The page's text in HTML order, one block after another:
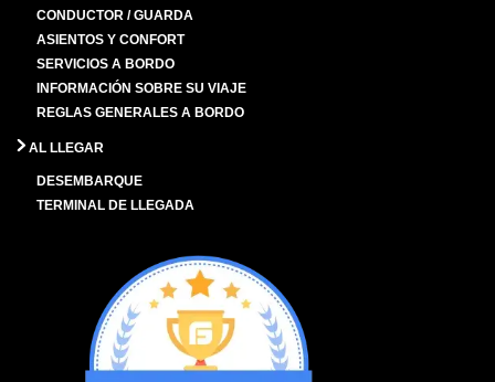
CONDUCTOR / GUARDA
ASIENTOS Y CONFORT
SERVICIOS A BORDO
INFORMACIÓN SOBRE SU VIAJE
REGLAS GENERALES A BORDO
AL LLEGAR
DESEMBARQUE
TERMINAL DE LLEGADA